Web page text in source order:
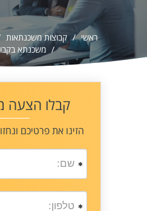
ראשי קבוצות משכנתאות
משכנתא
קבלו
הזינו את פרטיכם